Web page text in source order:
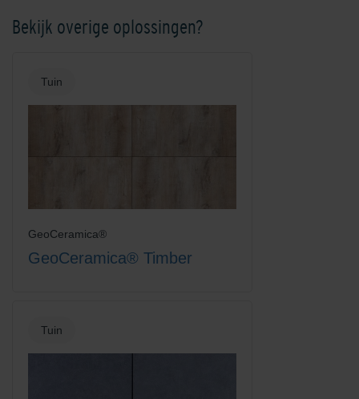
Bekijk overige oplossingen?
Tuin
GeoCeramica®
GeoCeramica® Timber
Tuin